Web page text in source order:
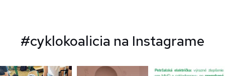
#cyklokoalicia na Instagrame